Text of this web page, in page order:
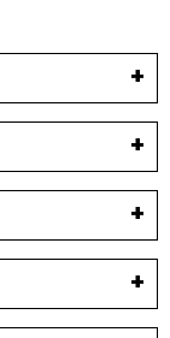
sağlam ve estetik
bir sağlık
torbası
Alt